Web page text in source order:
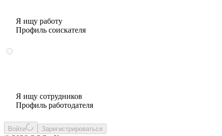
Я ищу работу
Профиль соискателя
Я ищу сотрудников
Профиль работодателя
Войти Зарегистрироваться